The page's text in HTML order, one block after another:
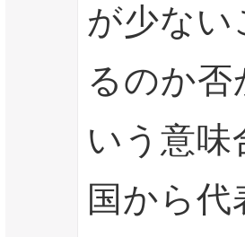
が少ない
るのか
いう意味
国から